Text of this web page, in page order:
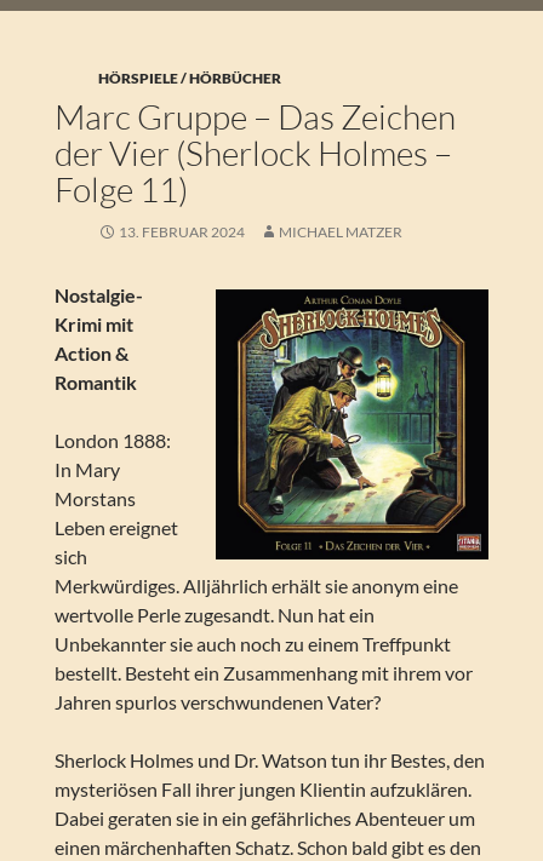
HÖRSPIELE / HÖRBÜCHER
Marc Gruppe – Das Zeichen
der Vier (Sherlock Holmes –
Folge 11)
13. FEBRUAR 2024 MICHAEL MATZER
Nostalgie-
Krimi mit
Action &
Romantik
London 1888:
In Mary
Morstans
Leben ereignet
sich
Merkwürdiges. Alljährlich erhält sie anonym eine
wertvolle Perle zugesandt. Nun hat ein
Unbekannter sie auch noch zu einem Treffpunkt
bestellt. Besteht ein Zusammenhang mit ihrem vor
Jahren spurlos verschwundenen Vater?
Sherlock Holmes und Dr. Watson tun ihr Bestes, den
mysteriösen Fall ihrer jungen Klientin aufzuklären.
Dabei geraten sie in ein gefährliches Abenteuer um
einen märchenhaften Schatz. Schon bald gibt es den